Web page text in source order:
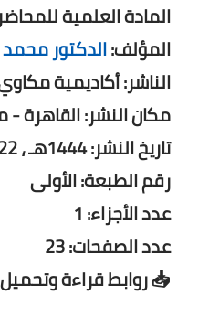
المادة العلمية
المؤلف:الدكتور
الناشر: أكاديمية
مكان النشر: القاهرة -
تاريخ النشر: 1444هـ ، 2022م
رقم الطبعة: الأولى
عدد الأجزاء: 1
عدد الصفحات: 23
📥 روابط قراءة